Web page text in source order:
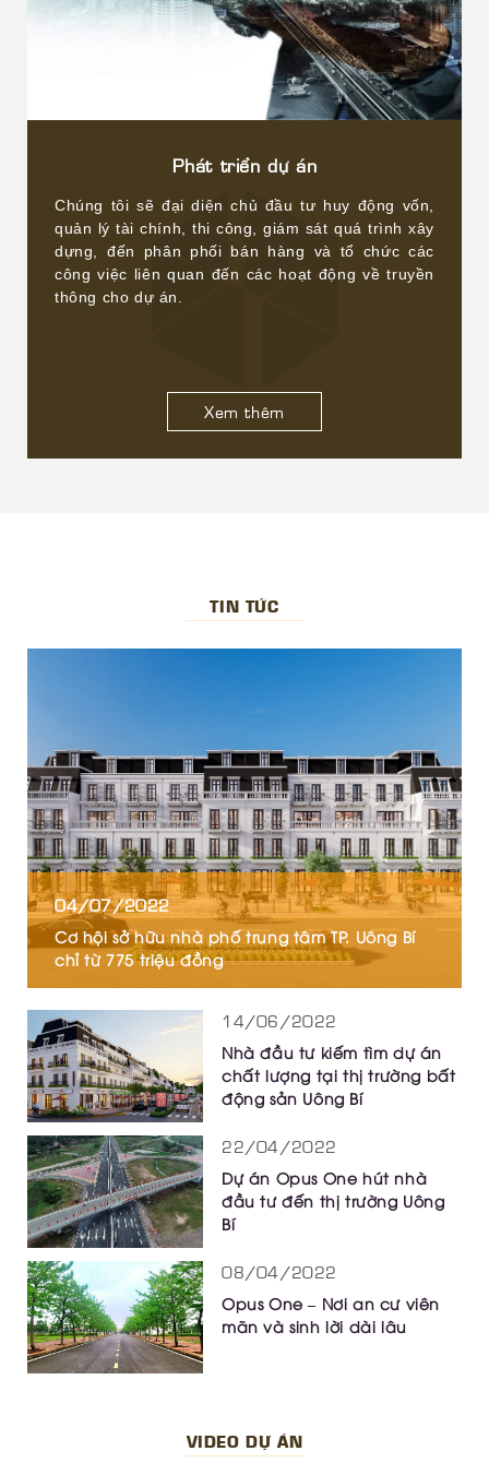
Phát triển dự án
Chúng tôi sẽ đại diện chủ đầu tư huy động vốn,
quản lý tài chính, thi công, giám sát quá trình xây
dựng, đến phân phối bán hàng và tổ chức các
công việc liên quan đến các hoạt động về truyền
thông cho dự án.
Xem thêm
TIN TỨC
04/07/2022
Cơ hội sở hữu nhà phố trung tâm TP. Uông Bí
chỉ từ 775 triệu đồng
14/06/2022
Nhà đầu tư kiếm tìm dự án
chất lượng tại thị trường bất
động sản Uông Bí
22/04/2022
Dự án Opus One hút nhà
đầu tư đến thị trường Uông
Bí
08/04/2022
Opus One – Nơi an cư viên
mãn và sinh lời dài lâu
VIDEO DỰ ÁN